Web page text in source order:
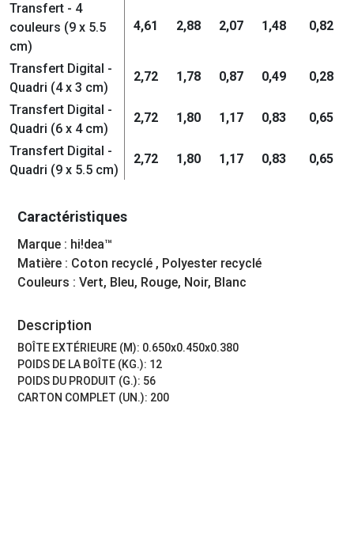
Transfert - 4
couleurs (9 x 5.5
cm)
4,61 2,88 2,07 1,48 0,82
Transfert Digital -
Quadri (4 x 3 cm)
2,72 1,78 0,87 0,49 0,28
Transfert Digital -
Quadri (6 x 4 cm)
2,72 1,80 1,17 0,83 0,65
Transfert Digital -
Quadri (9 x 5.5 cm)
2,72 1,80 1,17 0,83 0,65
Caractéristiques
Marque : hi!dea™
Matière : Coton recyclé , Polyester recyclé
Couleurs : Vert, Bleu, Rouge, Noir, Blanc
Description
BOÎTE EXTÉRIEURE (M): 0.650x0.450x0.380
POIDS DE LA BOÎTE (KG.): 12
POIDS DU PRODUIT (G.): 56
CARTON COMPLET (UN.): 200